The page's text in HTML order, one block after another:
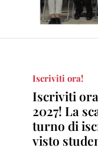
Iscriviti ora!
Iscriviti
2027! La
turno di
visto